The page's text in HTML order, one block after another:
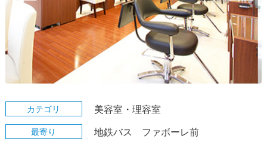
カテゴリ 美容室・理容室
最寄り 地鉄バス ファボーレ前